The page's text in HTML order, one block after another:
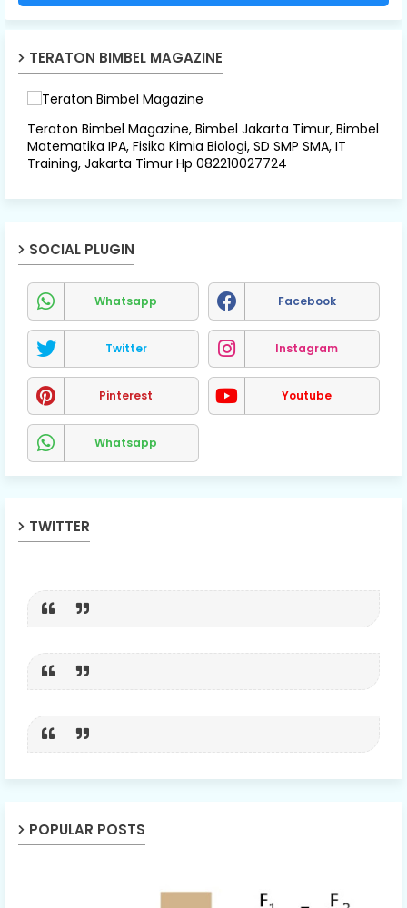
TERATON BIMBEL MAGAZINE
Teraton Bimbel Magazine, Bimbel Jakarta Timur, Bimbel
Matematika IPA, Fisika Kimia Biologi, SD SMP SMA, IT
Training, Jakarta Timur Hp 082210027724
SOCIAL PLUGIN
Whatsapp Facebook
Twitter Instagram
Pinterest Youtube
Whatsapp
TWITTER
POPULAR POSTS